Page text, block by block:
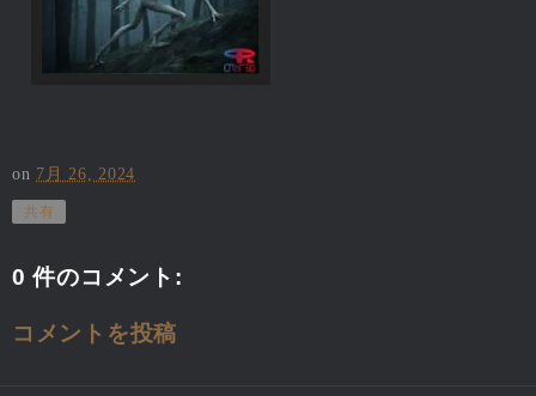
on 7月 26, 2024
共有
0 件のコメント:
コメントを投稿